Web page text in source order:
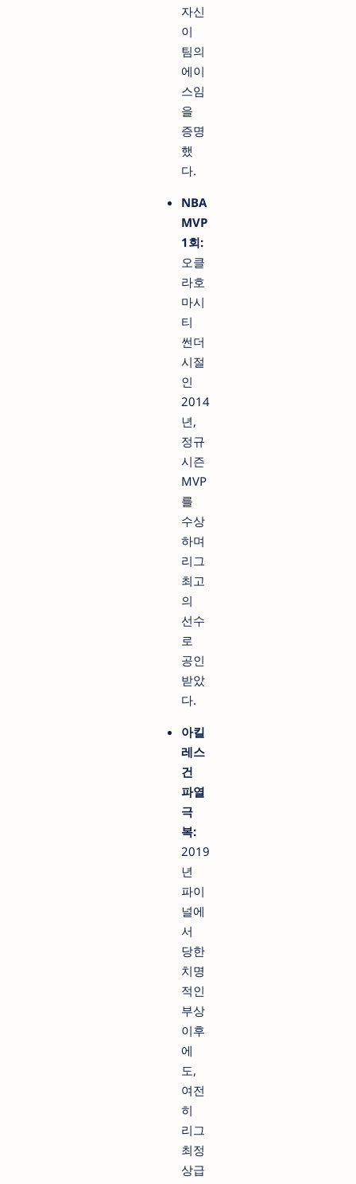
자신
이
팀의
에이
스임
을
증명
했
다.
NBA
MVP
1회:
오클
라호
마시
티
썬더
시절
인
2014
년,
정규
시즌
MVP
를
수상
하며
리그
최고
의
선수
로
공인
받았
다.
아킬
레스
건
파열
극
복:
2019
년
파이
널에
서
당한
치명
적인
부상
이후
에
도,
여전
히
리그
최정
상급